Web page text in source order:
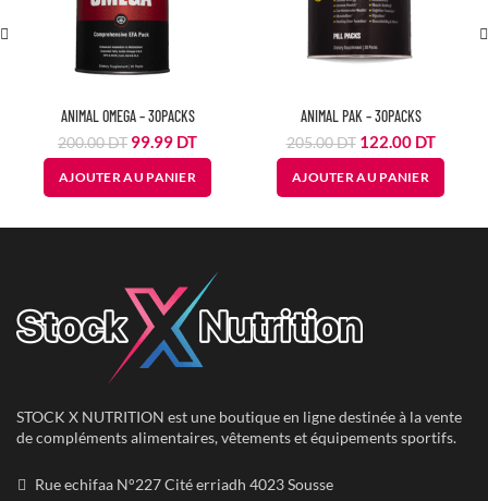
ANIMAL OMEGA – 30PACKS
200.00DT Le
prix
initial
était :
200.00
99.99 DTLe
prix
est :
99.99
AJOUTER AU PANIER
ANIMAL PAK – 30PACKS
205.00DT Le
prix
initial
était :
205.00
122.00DTLe
prix
est :
122.00
AJOUTER AU PANIER
STOCK X NUTRITION est une boutique en ligne destinée à la vente
de compléments alimentaires, vêtements et équipements sportifs.
Rue echifaa N°227 Cité erriadh 4023 Sousse